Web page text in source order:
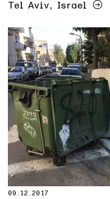
Tel Aviv, Israel
09.12.2017